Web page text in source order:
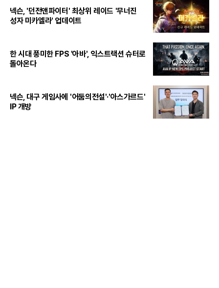
넥슨, '던전앤파이터' 최상위 레이드 '무너진
성자 미카엘라' 업데이트
한 시대 풍미한 FPS '아바', 익스트랙션 슈터로
돌아온다
넥슨, 대구 게임사에 '어둠의전설'·'아스가르드'
IP 개방